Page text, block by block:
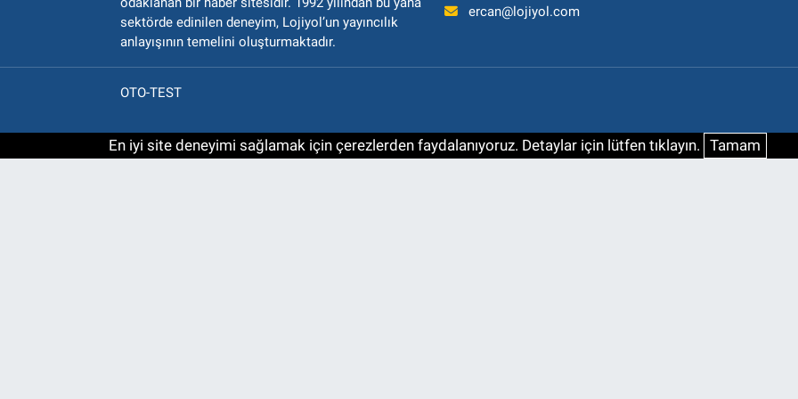
sektörde edinilen deneyim, Lojiyol’un yayıncılık
anlayışının temelini oluşturmaktadır.
ercan@lojiyol.com
OTO-TEST
En iyi site deneyimi sağlamak için çerezlerden faydalanıyoruz. Detaylar için lütfen tıklayın. Tamam